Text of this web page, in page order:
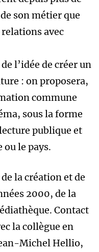
son métier que
avec
l’idée de créer un
: on proposera,
commune
sous la forme
publique et
le pays.
la création et de
2000, de la
Contact
la collègue en
Michel Hellio,